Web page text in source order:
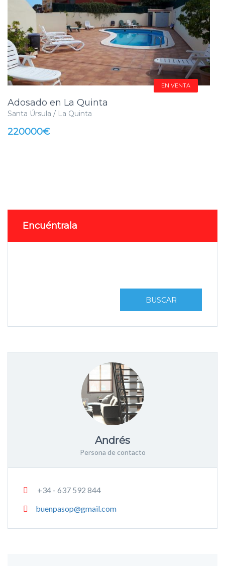
EN VENTA
Adosado en La Quinta
Santa Úrsula / La Quinta
220000€
Encuéntrala
BUSCAR
Andrés
Persona de contacto
+34 - 637 592 844
buenpasop@gmail.com